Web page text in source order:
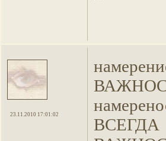
23.11.2010 17:01:02